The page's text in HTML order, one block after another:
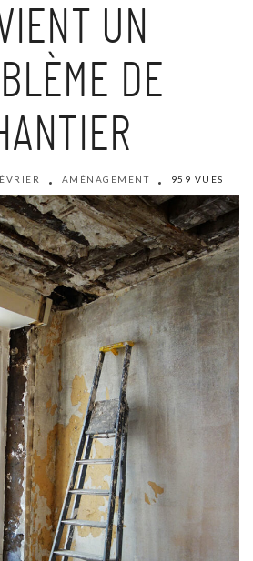
UN
DE
AMÉNAGEMENT 959 VUES